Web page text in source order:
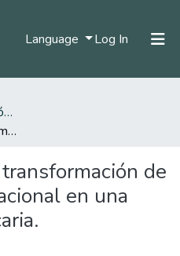
Language Log In (current)
Pregrado en Administración de Empresas
El liderazgo en la transformación de la cultura organizacional en una organización bancaria.
de
en una